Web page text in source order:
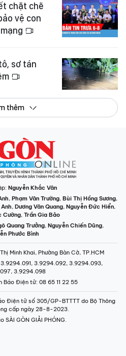
chặt chẽ
vệ con
sơ tán
thêm
Nguyễn Khắc Văn
, Phạm Văn Trường, Bùi Thị Hồng Sương,
, Dương Văn Quang, Nguyễn Đức Hiển,
Cường, Trần Gia Bảo
Quang Trưởng, Nguyễn Chiến Dũng,
Phước Bình
Minh Khai, Phường Bàn Cờ, TP.HCM
3.9294.092, 3.9294.093,
3.9294.098
Báo Điện tử: 08 65 11 22 55
Điện tử số 305/GP-BTTTT do Bộ Thông
cấp ngày 28-8-2023.
SÀI GÒN GIẢI PHÓNG.